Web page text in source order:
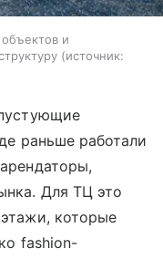
и
источник:
раньше работали
Для ТЦ это
которые
fashion-